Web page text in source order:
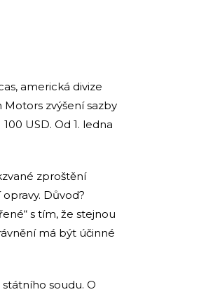
americká divize
zvýšení sazby
USD. Od 1. ledna
zproštění
Důvod?
s tím, že stejnou
má být účinné
soudu. O